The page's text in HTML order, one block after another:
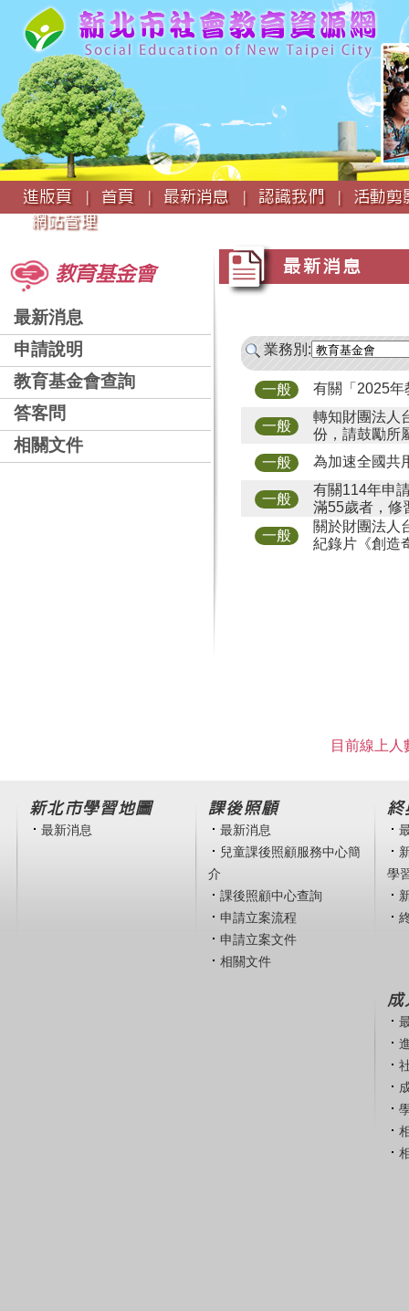
:::
進版頁 |
首頁 | 最新消息 | 認識我們 |
活動
網站管理
教育基金會
最新消息
申請說明
教育基金會查詢
答客問
相關文件
最新消息
業務別:
一般 有關「2025年
一般
轉知財團法人
份，請鼓勵所
一般
為加速全國共
一般
有關114年申
滿55歲者，修
一般
關於財團法人
紀錄片《創造
目前線上
新北市學習地圖
最新消息
課後照顧
最新消息
兒童課後照顧服務中心簡
介
課後照顧中心查詢
申請立案流程
申請立案文件
相關文件
終
學